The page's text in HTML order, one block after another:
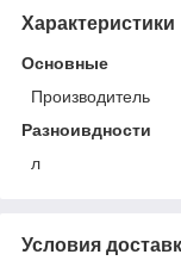
Характеристики
Основные
Производитель
Разноивдности
л
Условия